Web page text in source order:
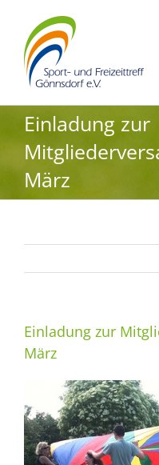
springen
Einladung zur
März
Einladung zur
März